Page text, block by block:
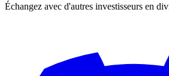
Échangez avec d'autres investisseurs en